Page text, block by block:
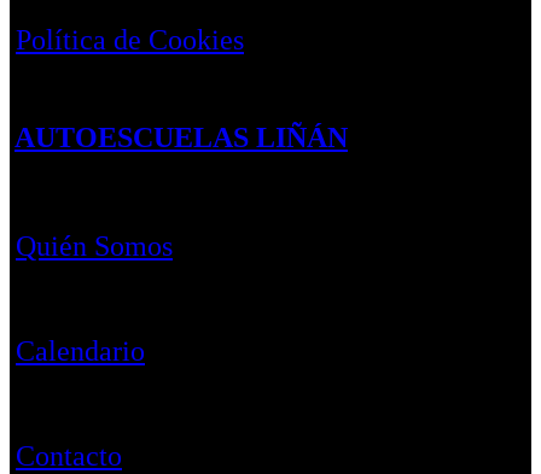
Política de Cookies
AUTOESCUELAS LIÑÁN
Quién Somos
Calendario
Contacto